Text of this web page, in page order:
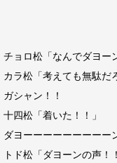
チョロ松「なんでダヨー
カラ松「考えても無駄だ
ガシャン！！
十四松「着いた！！」
ダヨーーーーーーーーー
トド松「ダヨーンの声！